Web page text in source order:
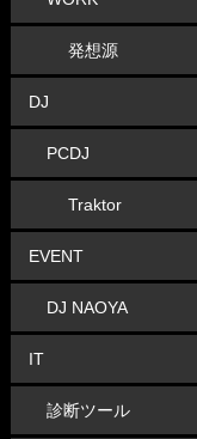
発想源
DJ
PCDJ
Traktor
EVENT
DJ NAOYA
IT
診断ツール